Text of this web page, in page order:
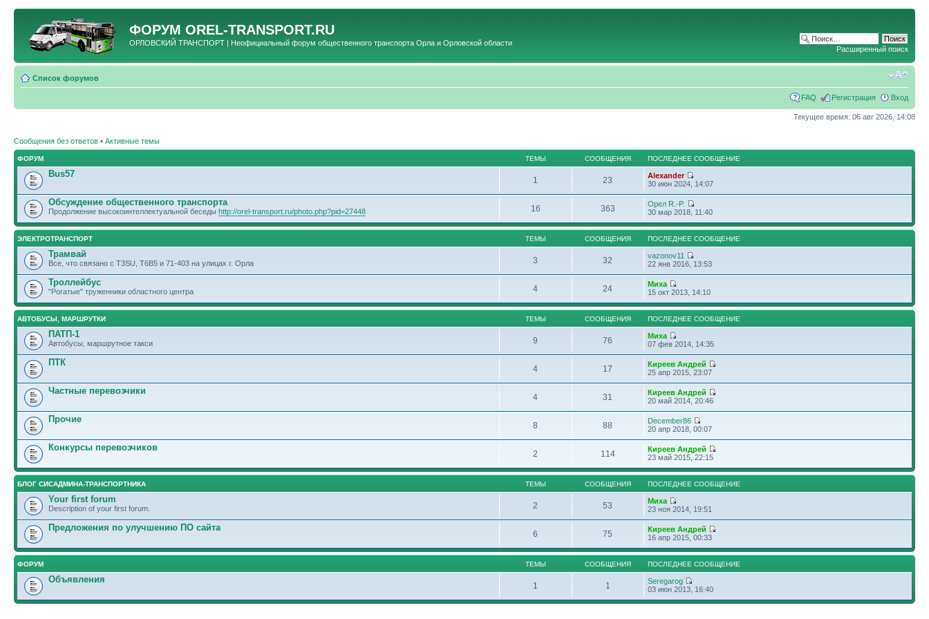
ФОРУМ OREL-TRANSPORT.RU
ОРЛОВСКИЙ ТРАНСПОРТ | Неофициальный форум общественного транспорта Орла и Орловской области
Расширенный поиск
Список форумов
FAQ Регистрация Вход
Текущее время: 06 авг 2026, 14:08
Сообщения без ответов • Активные темы
ФОРУМ ТЕМЫ СООБЩЕНИЯ ПОСЛЕДНЕЕ СООБЩЕНИЕ
Bus57
1 23
Alexander
30 июн 2024, 14:07
Обсуждение общественного транспорта
Продолжение высокоинтеллектуальной беседы http://orel-transport.ru/photo.php?pid=27448 16 363
Орел R.-P.
30 мар 2018, 11:40
ЭЛЕКТРОТРАНСПОРТ ТЕМЫ СООБЩЕНИЯ ПОСЛЕДНЕЕ СООБЩЕНИЕ
Трамвай
Все, что связано с T3SU, T6B5 и 71-403 на улицах г. Орла 3 32
vazonov11
22 янв 2016, 13:53
Троллейбус
"Рогатые" труженники областного центра 4 24
Миха
15 окт 2013, 14:10
АВТОБУСЫ, МАРШРУТКИ ТЕМЫ СООБЩЕНИЯ ПОСЛЕДНЕЕ СООБЩЕНИЕ
ПАТП-1
Автобусы, маршрутное такси 9 76
Миха
07 фев 2014, 14:35
ПТК
4 17
Киреев Андрей
25 апр 2015, 23:07
Частные перевозчики
4 31
Киреев Андрей
20 май 2014, 20:46
Прочие
8 88
December86
20 апр 2018, 00:07
Конкурсы перевозчиков
2 114
Киреев Андрей
23 май 2015, 22:15
БЛОГ СИСАДМИНА-ТРАНСПОРТНИКА ТЕМЫ СООБЩЕНИЯ ПОСЛЕДНЕЕ СООБЩЕНИЕ
Your first forum
Description of your first forum. 2 53
Миха
23 ноя 2014, 19:51
Предложения по улучшению ПО сайта
6 75
Киреев Андрей
16 апр 2015, 00:33
ФОРУМ ТЕМЫ СООБЩЕНИЯ ПОСЛЕДНЕЕ СООБЩЕНИЕ
Объявления
1 1
Seregarog
03 июн 2013, 16:40